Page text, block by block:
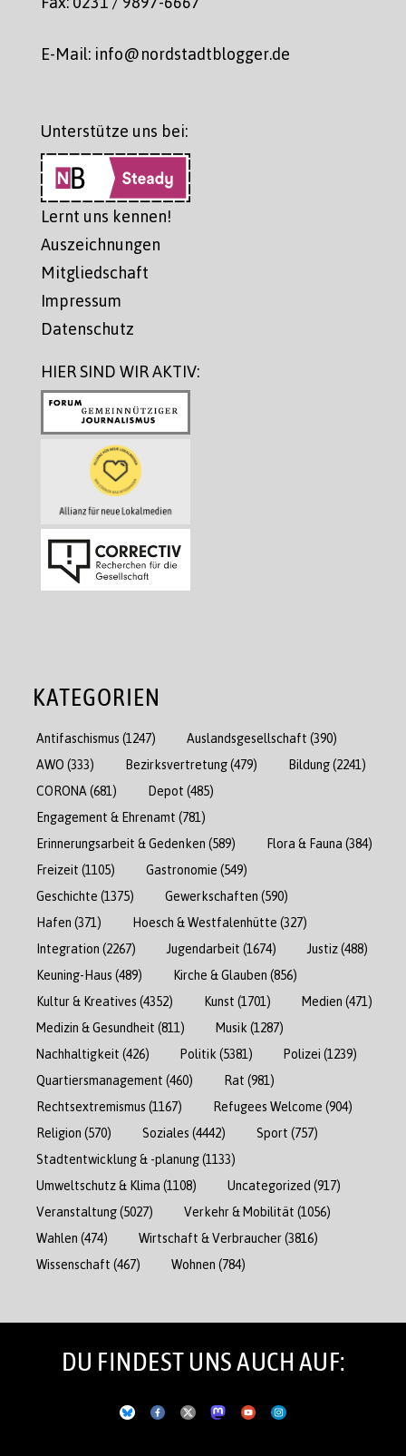
E-Mail: info@nordstadtblogger.de
Unterstütze uns bei:
Lernt uns kennen!
Auszeichnungen
Mitgliedschaft
Impressum
Datenschutz
HIER SIND WIR AKTIV:
KATEGORIEN
Antifaschismus (1247) Auslandsgesellschaft (390)
AWO (333) Bezirksvertretung(479) Bildung(2241)
CORONA(681) Depot (485)
Engagement & Ehrenamt (781)
Erinnerungsarbeit & Gedenken (589) Flora & Fauna (384)
Freizeit (1105) Gastronomie (549)
Geschichte (1375) Gewerkschaften (590)
Hafen (371) Hoesch & Westfalenhütte (327)
Integration (2267) Jugendarbeit (1674) Justiz(488)
Keuning-Haus (489) Kirche & Glauben (856)
Kultur & Kreatives (4352) Kunst (1701) Medien (471)
Medizin & Gesundheit (811) Musik(1287)
Nachhaltigkeit (426) Politik(5381) Polizei (1239)
Quartiersmanagement (460) Rat (981)
Rechtsextremismus (1167) Refugees Welcome (904)
Religion (570) Soziales (4442) Sport (757)
Stadtentwicklung & -planung(1133)
Umweltschutz & Klima (1108) Uncategorized (917)
Veranstaltung(5027) Verkehr & Mobilität (1056)
Wahlen (474) Wirtschaft & Verbraucher(3816)
Wissenschaft (467) Wohnen (784)
DU FINDEST UNS AUCH AUF: